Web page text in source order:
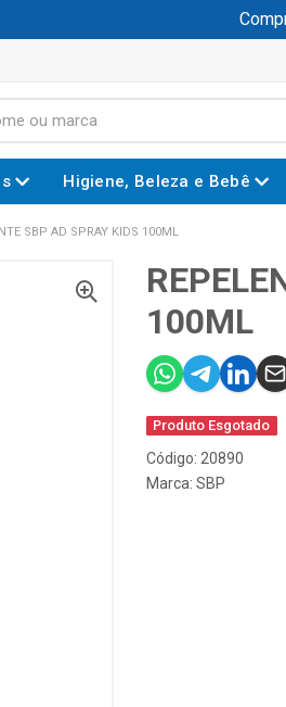
Compre
Higiene, Beleza e Bebê
SBP AD SPRAY KIDS 100ML
100ML
Produto Esgotado
Código: 20890
Marca: SBP